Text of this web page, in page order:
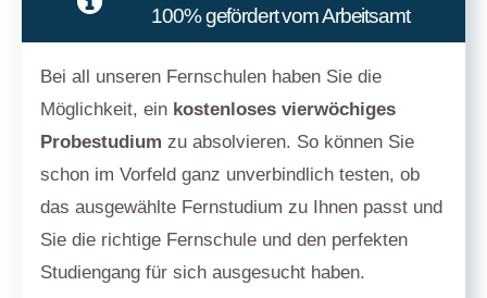
100% gefördert vom Arbeitsamt
Bei all unseren Fernschulen haben Sie die
Möglichkeit, ein kostenloses vierwöchiges
Probestudium zu absolvieren. So können Sie
schon im Vorfeld ganz unverbindlich testen, ob
das ausgewählte Fernstudium zu Ihnen passt und
Sie die richtige Fernschule und den perfekten
Studiengang für sich ausgesucht haben.